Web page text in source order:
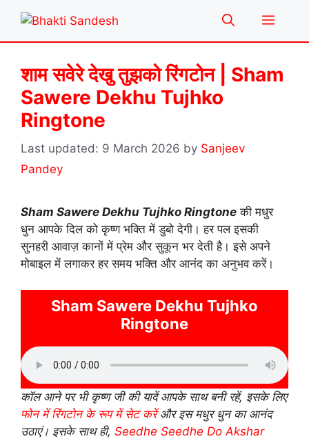
content
Menu
शाम सवेरे देखु तुझको रिंगटोन | Sham
Sawere Dekhu Tujhko
Ringtone
9 March 2026 by Sanjeev
Pandey
Sham Sawere Dekhu Tujhko Ringtone की मधुर
धुन आपके दिल को कृष्ण भक्ति में डुबो देगी। हर पल इसकी
सुनहरी आवाज़ कानों में प्रेम और सुकून भर देती है। इसे अपने
मोबाइल में लगाकर हर समय भक्ति और आनंद का अनुभव करें।
Sham Sawere Dekhu Tujhko
Ringtone
कॉल आने पर भी कृष्ण जी की यादें आपके साथ बनी रहें, इसके लिए
फोन में रिंगटोन के रूप में सेट करेंऔर इस मधुर धुन का आनंद
उठाएं। इसके साथ ही, Seedhe Seedhe Do Akshar